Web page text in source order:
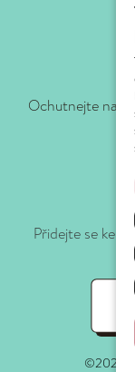
Ochutnejte naše
Přidejte se ke
©2025